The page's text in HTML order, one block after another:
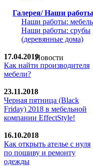
Галерея/ Наши работы
Наши работы: мебель
Наши работы: срубы
(деревянные дома)
Новости
17.04.2019
Как найти производителя
мебели?
23.11.2018
Черная пятница (Black
Friday) 2018 в мебельной
компании EffectStyle!
16.10.2018
Как открыть ателье с нуля
по пошиву и ремонту
одежды